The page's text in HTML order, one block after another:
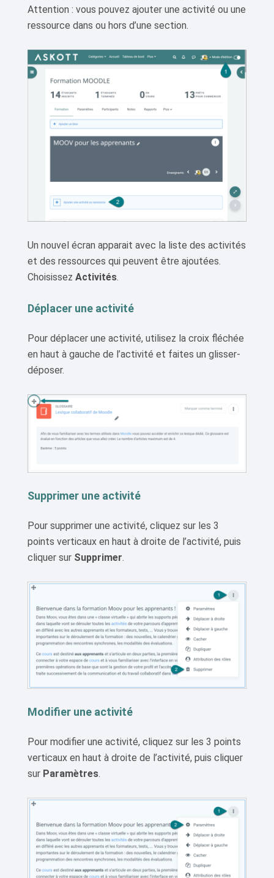
Attention : vous pouvez ajouter une activité ou une
ressource dans ou hors d’une section.
Un nouvel écran apparait avec la liste des activités
et des ressources qui peuvent être ajoutées.
Choisissez Activités.
Déplacer une activité
Pour déplacer une activité, utilisez la croix fléchée
en haut à gauche de l’activité et faites un glisser-
déposer.
Supprimer une activité
Pour supprimer une activité, cliquez sur les 3
points verticaux en haut à droite de l’activité, puis
cliquer sur Supprimer.
Modifier une activité
Pour modifier une activité, cliquez sur les 3 points
verticaux en haut à droite de l’activité, puis cliquer
sur Paramètres.